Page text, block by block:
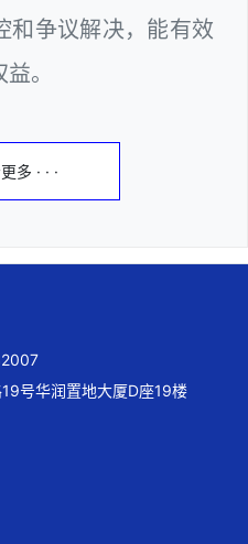
和争议解决，能有效
。
多 · · ·
号华润置地大厦D座19楼